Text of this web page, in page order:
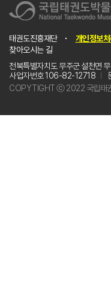
태권도진흥재단 개인정보
찾아오시는 길
전북특별자치도 무주군 설천면
사업자번호 106-82-12718
COPYTIGHT ⓒ 2022 국립태